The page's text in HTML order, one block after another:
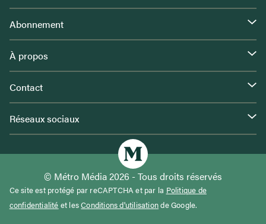
Abonnement
À propos
Contact
Réseaux sociaux
© Métro Média 2026 - Tous droits réservés
Ce site est protégé par reCAPTCHA et par la Politique de
confidentialité et lesConditions d'utilisationde Google.